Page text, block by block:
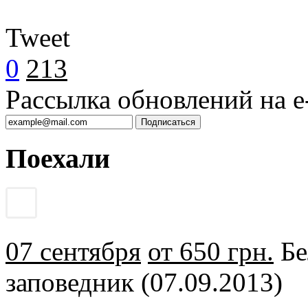
Tweet
0 213
Рассылка обновлений на
Поехали
07 сентября от 650 грн.
заповедник (07.09.2013)